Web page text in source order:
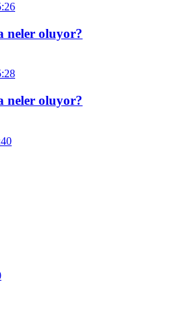
neler oluyor?
neler oluyor?